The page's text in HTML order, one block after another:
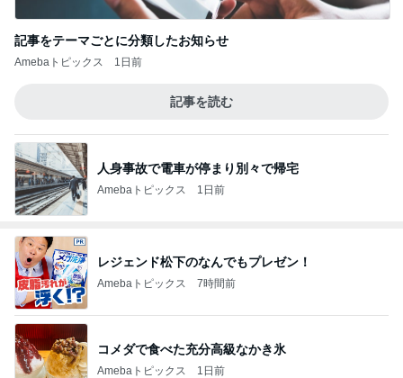
記事をテーマごとに分類したお知らせ
Amebaトピックス 1日前
記事を読む
人身事故で電車が停まり別々で帰宅
Amebaトピックス 1日前
レジェンド松下のなんでもプレゼン！
Amebaトピックス 7時間前
コメダで食べた充分高級なかき氷
Amebaトピックス 1日前